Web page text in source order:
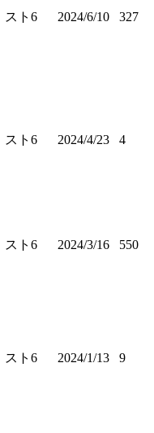
スト6 2024/6/10 327
スト6 2024/4/23 4
スト6 2024/3/16 550
スト6 2024/1/13 9